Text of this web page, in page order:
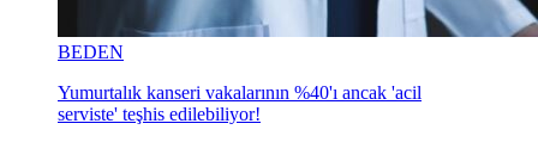
BEDEN
Yumurtalık kanseri vakalarının %40'ı ancak 'acil
serviste' teşhis edilebiliyor!